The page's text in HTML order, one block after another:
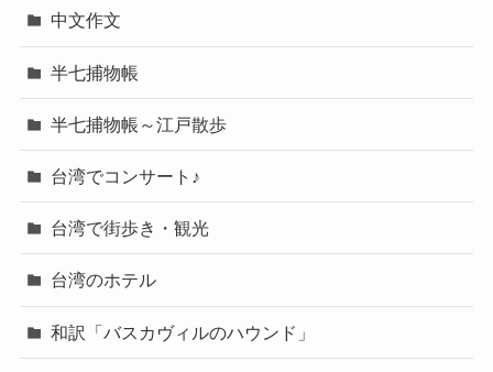
中文作文
半七捕物帳
半七捕物帳～江戸散歩
台湾でコンサート♪
台湾で街歩き・観光
台湾のホテル
和訳「バスカヴィルのハウンド」